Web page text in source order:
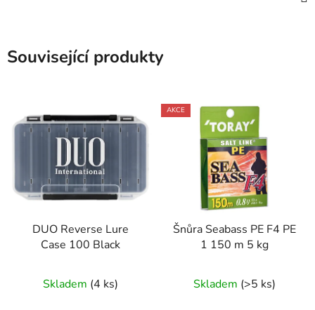
Související produkty
DUO Reverse Lure
Case 100 Black
Skladem (4 ks)
AKCE
Šnůra Seabass PE F4 PE
1 150 m 5 kg
Skladem (>5 ks)